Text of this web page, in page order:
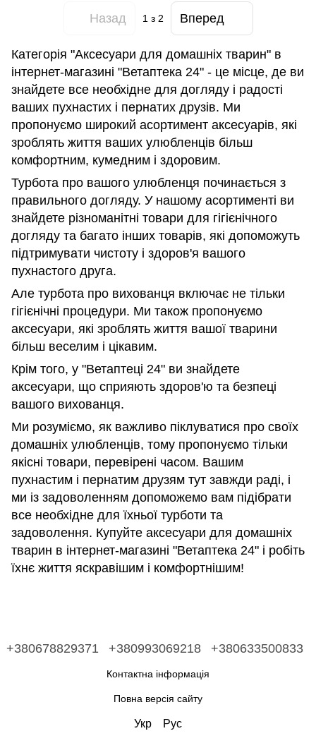
Категорія "Аксесуари для домашніх тварин" в
інтернет-магазині "Ветаптека 24" - це місце, де ви
знайдете все необхідне для догляду і радості
ваших пухнастих і пернатих друзів. Ми
пропонуємо широкий асортимент аксесуарів, які
зроблять життя ваших улюбленців більш
комфортним, кумедним і здоровим.
Турбота про вашого улюбленця починається з
правильного догляду. У нашому асортименті ви
знайдете різноманітні товари для гігієнічного
догляду та багато інших товарів, які допоможуть
підтримувати чистоту і здоров'я вашого
пухнастого друга.
Але турбота про вихованця включає не тільки
гігієнічні процедури. Ми також пропонуємо
аксесуари, які зроблять життя вашої тварини
більш веселим і цікавим.
Крім того, у "Ветаптеці 24" ви знайдете
аксесуари, що сприяють здоров'ю та безпеці
вашого вихованця.
Ми розуміємо, як важливо піклуватися про своїх
домашніх улюбленців, тому пропонуємо тільки
якісні товари, перевірені часом. Вашим
пухнастим і пернатим друзям тут завжди раді, і
ми із задоволенням допоможемо вам підібрати
все необхідне для їхньої турботи та
задоволення. Купуйте аксесуари для домашніх
тварин в інтернет-магазині "Ветаптека 24" і робіть
їхнє життя яскравішим і комфортнішим!
Назад 1з 2 Вперед
+380678829371 +380993069218 +380633500833
Контактна інформація
Повна версія сайту
Укр Рус